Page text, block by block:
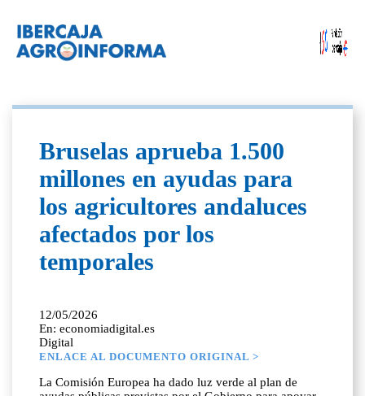
Bruselas aprueba 1.500
millones en ayudas para
los agricultores andaluces
afectados por los
temporales
12/05/2026
En: economiadigital.es
Digital
ENLACE AL DOCUMENTO ORIGINAL >
La Comisión Europea ha dado luz verde al plan de